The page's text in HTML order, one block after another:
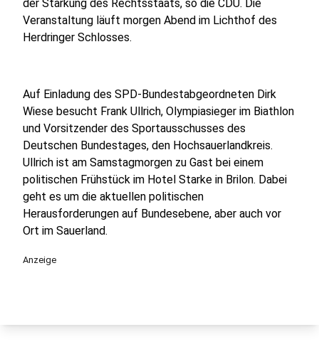
der Stärkung des Rechtsstaats, so die CDU. Die
Veranstaltung läuft morgen Abend im Lichthof des
Herdringer Schlosses.
Auf Einladung des SPD-Bundestabgeordneten Dirk
Wiese besucht Frank Ullrich, Olympiasieger im Biathlon
und Vorsitzender des Sportausschusses des
Deutschen Bundestages, den Hochsauerlandkreis.
Ullrich ist am Samstagmorgen zu Gast bei einem
politischen Frühstück im Hotel Starke in Brilon. Dabei
geht es um die aktuellen politischen
Herausforderungen auf Bundesebene, aber auch vor
Ort im Sauerland.
Anzeige